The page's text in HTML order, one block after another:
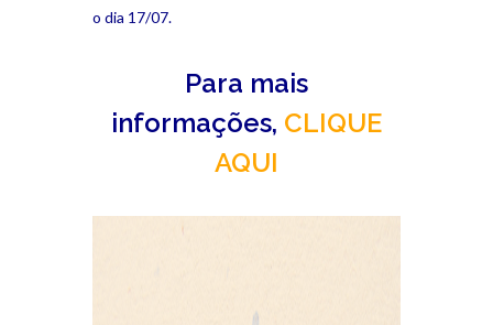
o dia 17/07.
Para mais
informações, CLIQUE
AQUI